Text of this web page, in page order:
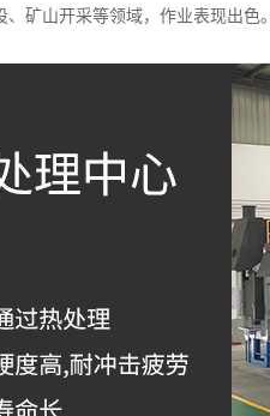
矿山开采等领域，作业表现出色。​